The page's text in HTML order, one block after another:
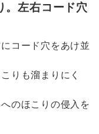
。左右コード穴
コード穴をあけ並
りも溜まりにく
のほこりの侵入を